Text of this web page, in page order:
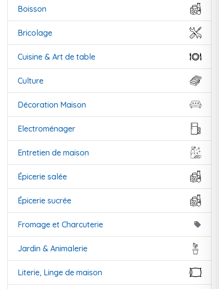
Boisson
Bricolage
Cuisine & Art de table
Culture
Décoration Maison
Electroménager
Entretien de maison
Épicerie salée
Épicerie sucrée
Fromage et Charcuterie local_offer
Jardin & Animalerie
Literie, Linge de maison